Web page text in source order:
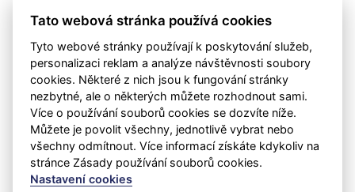
Chomutovští fotbalisté v posledním přípravném utkání před
ostrými zápasy nestačili na třetiligovou pražskou Duklu B, se
kterou v...
Ve druhém utkání prohra s druholigovým Kladnem
Chomutovští fotbalisté už s kapitánem Vojtěchem Kubíkem
a Filipem Schreinerem, ale ještě bez Roberta Hamouze či
Diega da Silvy vyzvali...
Tato webová stránka používá cookies
Tyto webové stránky používají k poskytování služeb,
personalizaci reklam a analýze návštěvnosti soubory
cookies. Některé z nich jsou k fungování stránky
nezbytné, ale o některých můžete rozhodnout sami.
Více o používání souborů cookies se dozvíte níže.
Můžete je povolit všechny, jednotlivě vybrat nebo
všechny odmítnout. Více informací získáte kdykoliv na
stránce Zásady používání souborů cookies.
Nastavení cookies